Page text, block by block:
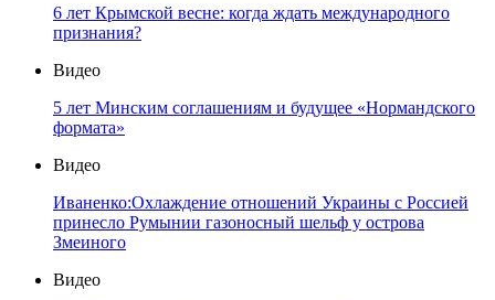
6 лет Крымской весне: когда ждать международного
признания?
Видео
5 лет Минским соглашениям и будущее «Нормандского
формата»
Видео
Иваненко:Охлаждение отношений Украины с Россией
принесло Румынии газоносный шельф у острова
Змеиного
Видео